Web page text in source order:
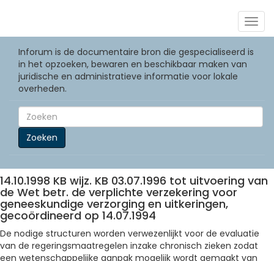
Inforum is de documentaire bron die gespecialiseerd is
in het opzoeken, bewaren en beschikbaar maken van
juridische en administratieve informatie voor lokale
overheden.
Zoeken
14.10.1998 KB wijz. KB 03.07.1996 tot uitvoering van
de Wet betr. de verplichte verzekering voor
geneeskundige verzorging en uitkeringen,
gecoördineerd op 14.07.1994
De nodige structuren worden verwezenlijkt voor de evaluatie
van de regeringsmaatregelen inzake chronisch zieken zodat
een wetenschappelijke aanpak mogelijk wordt gemaakt van